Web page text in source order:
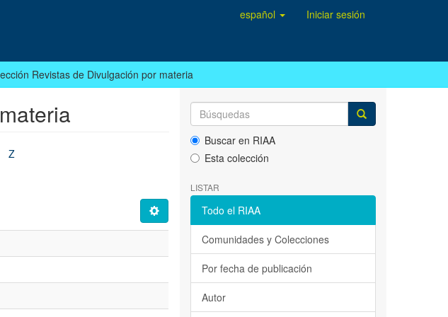
español Iniciar sesión
Revistas de Divulgación por materia
Z
Buscar en RIAA
Esta colección
LISTAR
Todo el RIAA
Comunidades y Colecciones
Por fecha de publicación
Autor